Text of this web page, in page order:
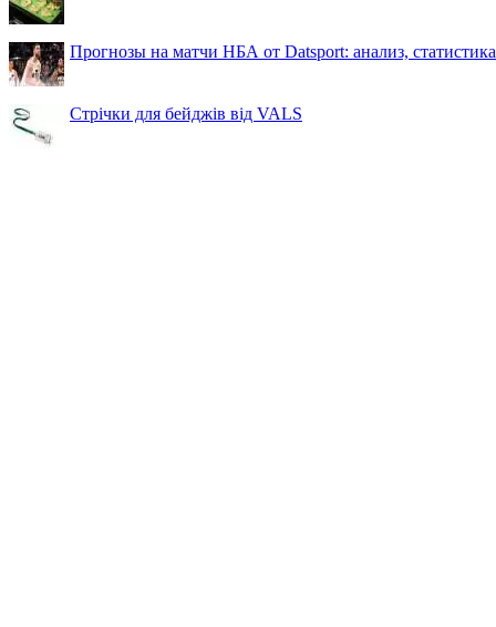
Прогнозы на матчи НБА от Datsport: анализ,
Стрічки для бейджів від VALS